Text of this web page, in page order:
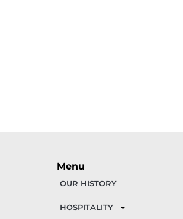
Menu
OUR HISTORY
HOSPITALITY